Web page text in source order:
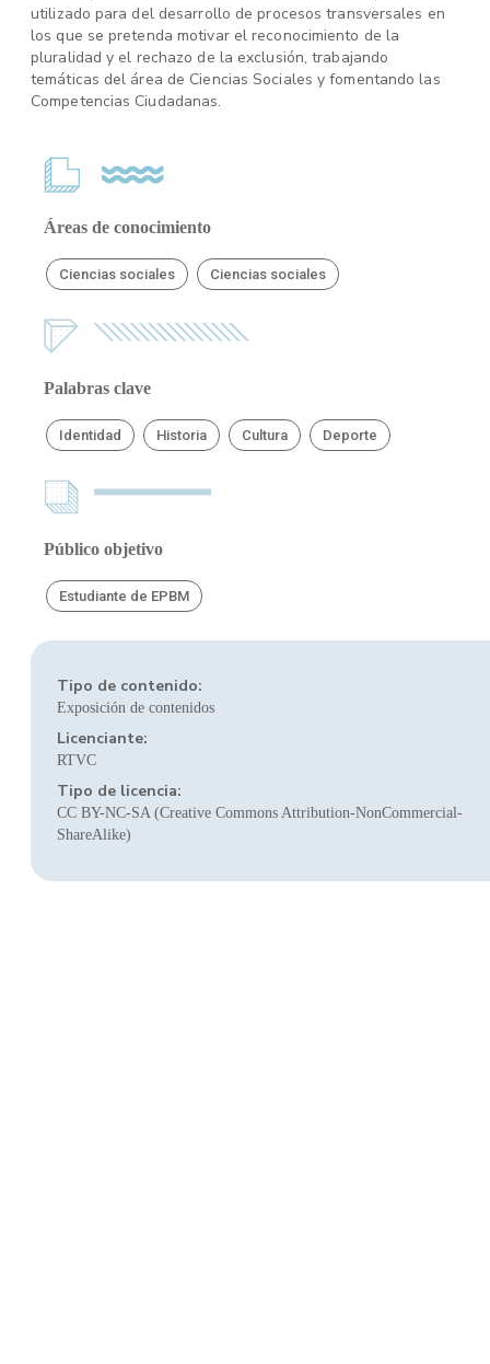
utilizado para del desarrollo de procesos transversales en
los que se pretenda motivar el reconocimiento de la
pluralidad y el rechazo de la exclusión, trabajando
temáticas del área de Ciencias Sociales y fomentando las
Competencias Ciudadanas.
Áreas de conocimiento
Ciencias sociales Ciencias sociales
Palabras clave
Identidad Historia Cultura Deporte
Público objetivo
Estudiante de EPBM
Tipo de contenido:
Exposición de contenidos
Licenciante:
RTVC
Tipo de licencia:
CC BY-NC-SA (Creative Commons Attribution-NonCommercial-
ShareAlike)